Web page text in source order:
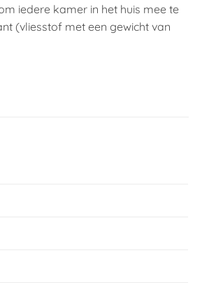
iedere kamer in het huis mee te
(vliesstof met een gewicht van